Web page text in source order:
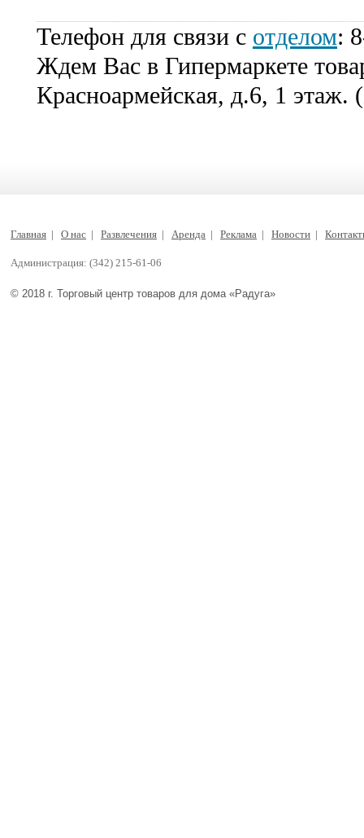
Телефон для связи с отделом:
Ждем Вас в Гипермаркете
Красноармейская, д.6, 1 этаж.
Администрация: (342) 215-61-06
© 2018 г. Торговый центр товаров для дома «Радуга»
Главная | О нас | Развлечения | Аренда | Реклама | Новости |